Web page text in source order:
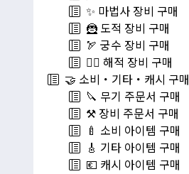
✨ 마법사 장비 구매
🦹 도적 장비 구매
🏹 궁수 장비 구매
🏴‍☠️ 해적 장비 구매
🤝 소비・기타・캐시 구매
🔪 무기 주문서 구매
⚒️ 장비 주문서 구매
🍼 소비 아이템 구매
🎸 기타 아이템 구매
💶 캐시 아이템 구매